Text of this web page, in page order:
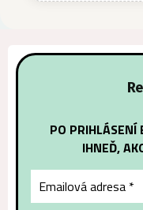
PO PRIHLÁSENÍ
IHNEĎ,